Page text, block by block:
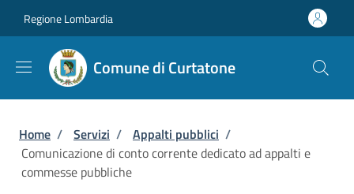
Regione Lombardia
Comune di Curtatone
Briciole di pane
Home / Servizi / Appalti pubblici /
Comunicazione di conto corrente dedicato ad appalti e
commesse pubbliche